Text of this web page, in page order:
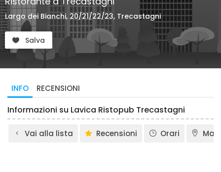
Largo dei Bianchi, 20/21/22/23, Trecastagni
Salva
INFO RECENSIONI
Informazioni su Lavica Ristopub Trecastagni
Vai alla lista Recensioni Orari